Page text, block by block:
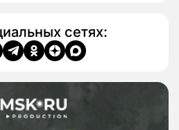
сетях: